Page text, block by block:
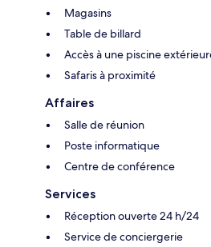
Magasins
Table de billard
Accès à une piscine
Safaris à proximité
Affaires
Salle de réunion
Poste informatique
Centre de conférence
Services
Réception ouverte 24 h/24
Service de conciergerie